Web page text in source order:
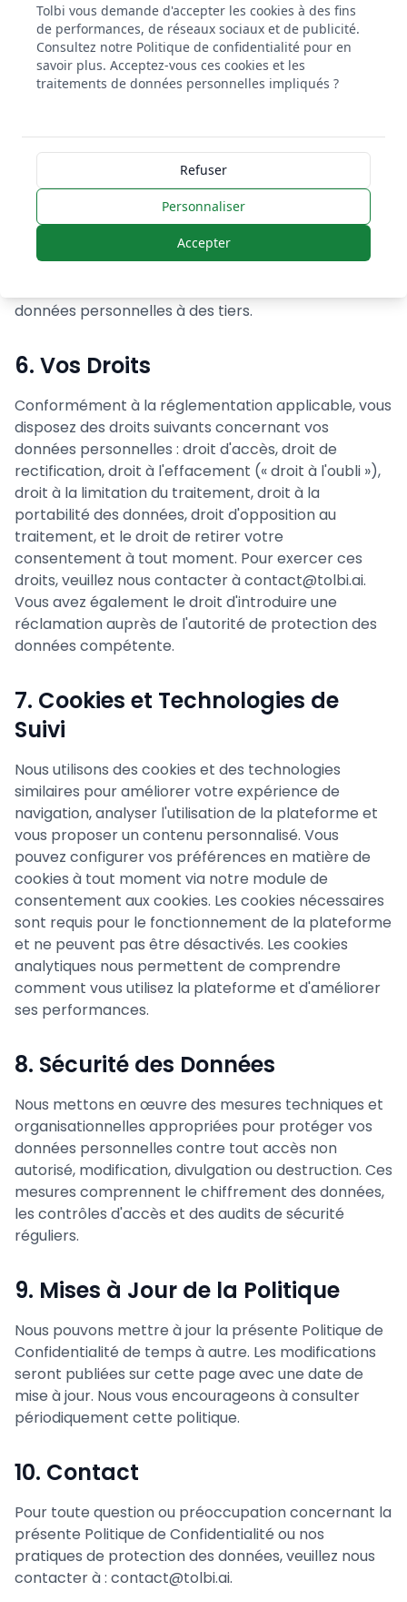
applicables. Les données du compte sont
conservées pendant la durée de vie active de votre
compte plus trois (3) ans suivant sa clôture ou la fin
de la relation contractuelle. Les journaux d'utilisation
prospection sont conservées pour une durée
maximale de trois (3) ans à compter du dernier
contact de votre part.
5. Partage des Données
données personnelles à des tiers.
6. Vos Droits
Conformément à la réglementation applicable, vous
disposez des droits suivants concernant vos
données personnelles : droit d'accès, droit de
rectification, droit à l'effacement (« droit à l'oubli »),
droit à la limitation du traitement, droit à la
portabilité des données, droit d'opposition au
traitement, et le droit de retirer votre
consentement à tout moment. Pour exercer ces
droits, veuillez nous contacter à contact@tolbi.ai.
Vous avez également le droit d'introduire une
réclamation auprès de l'autorité de protection des
données compétente.
7. Cookies et Technologies de
Suivi
Nous utilisons des cookies et des technologies
similaires pour améliorer votre expérience de
navigation, analyser l'utilisation de la plateforme et
vous proposer un contenu personnalisé. Vous
pouvez configurer vos préférences en matière de
cookies à tout moment via notre module de
consentement aux cookies. Les cookies nécessaires
sont requis pour le fonctionnement de la plateforme
et ne peuvent pas être désactivés. Les cookies
analytiques nous permettent de comprendre
comment vous utilisez la plateforme et d'améliorer
ses performances.
8. Sécurité des Données
Nous mettons en œuvre des mesures techniques et
organisationnelles appropriées pour protéger vos
données personnelles contre tout accès non
autorisé, modification, divulgation ou destruction. Ces
mesures comprennent le chiffrement des données,
les contrôles d'accès et des audits de sécurité
réguliers.
9. Mises à Jour de la Politique
Nous pouvons mettre à jour la présente Politique de
Confidentialité de temps à autre. Les modifications
seront publiées sur cette page avec une date de
mise à jour. Nous vous encourageons à consulter
périodiquement cette politique.
10. Contact
Pour toute question ou préoccupation concernant la
présente Politique de Confidentialité ou nos
pratiques de protection des données, veuillez nous
contacter à : contact@tolbi.ai.
Tolbi vous demande d'accepter les cookies à des fins
de performances, de réseaux sociaux et de publicité.
Consultez notre Politique de confidentialité pour en
savoir plus. Acceptez-vous ces cookies et les
traitements de données personnelles impliqués ?
Refuser
Personnaliser
Accepter